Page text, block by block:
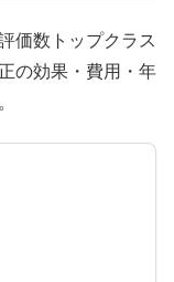
価数トップクラス
の効果・費用・年